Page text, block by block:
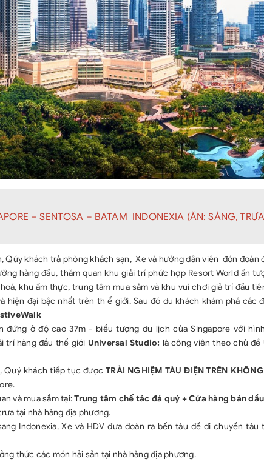
– SENTOSA – BATAM INDONEXIA (ĂN: SÁNG,
Qúy khách trả phòng khách sạn, Xe và hướng dẫn viên đón đoàn
hàng đầu, thăm quan khu giải trí phức hợp Resort World ấn
khu ẩm thực, trung tâm mua sắm và khu vui chơi giả trí đầu
hiện đại bậc nhất trên th ế giới. Sau đó du khách khám phá các
đứng ở độ cao 37m - biểu tượng du lịch của Singapore với
trí hàng đầu thế giới Universal Studio: là công viên theo chủ đề
Quý khách tiếp tục đượcTRẢI NGHIỆM TÀU ĐIỆN TRÊN KHÔNG
và mua sắm tại:Trung tâm chế tác đá quý + Cửa hàng bán
tại nhà hàng địa phương.
Indonexia, Xe và HDV đưa đoàn ra bến tàu để di chuyển tàu
thức các món hải sản tại nhà hàng địa phương.